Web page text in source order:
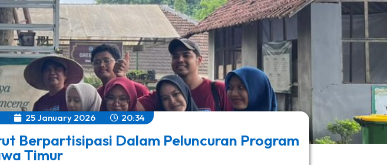
25 January 2026 20:34
Berpartisipasi Dalam Peluncuran Program
Timur